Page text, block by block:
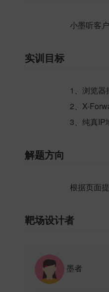
小墨听客
实训目标
1、浏览
2、X-
3、纯真IP
解题方向
根据页面
靶场设计者
墨者